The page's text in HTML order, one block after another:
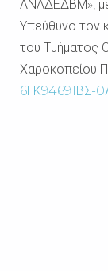
ΑΝΑΔΕΔΒΜ», με
Υπεύθυνο τον
του Τμήματος
Χαροκοπείου
6ΓΚ94691ΒΣ-